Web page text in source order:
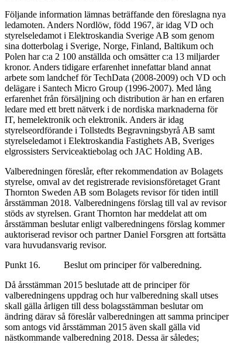
Följande information lämnas beträffande den föreslagna nya
ledamoten. Anders Nordlöw, född 1967, är idag VD och
styrelseledamot i Elektroskandia Sverige AB som genom
sina dotterbolag i Sverige, Norge, Finland, Baltikum och
Polen har c:a 2 100 anställda och omsätter c:a 13 miljarder
kronor. Anders tidigare erfarenhet innefattar bland annat
arbete som landchef för TechData (2008-2009) och VD och
delägare i Santech Micro Group (1996-2007). Med lång
erfarenhet från försäljning och distribution är han en erfaren
ledare med ett brett nätverk i de nordiska marknaderna för
IT, hemelektronik och elektronik. Anders är idag
styrelseordförande i Tollstedts Begravningsbyrå AB samt
styrelseledamot i Elektroskandia Fastighets AB, Sveriges
elgrossisters Serviceaktiebolag och JAC Holding AB.
Valberedningen föreslår, efter rekommendation av Bolagets
styrelse, omval av det registrerade revisionsföretaget Grant
Thornton Sweden AB som Bolagets revisor för tiden intill
årsstämman 2018. Valberedningens förslag till val av revisor
stöds av styrelsen. Grant Thornton har meddelat att om
årsstämman beslutar enligt valberedningens förslag kommer
auktoriserad revisor och partner Daniel Forsgren att fortsätta
vara huvudansvarig revisor.
Punkt 16. Beslut om principer för valberedning.
Då årsstämman 2015 beslutade att de principer för
valberedningens uppdrag och hur valberedning skall utses
skall gälla årligen till dess bolagsstämman beslutar om
ändring därav så föreslår valberedningen att samma principer
som antogs vid årsstämman 2015 även skall gälla vid
nästkommande valberedning 2018. Dessa är således;